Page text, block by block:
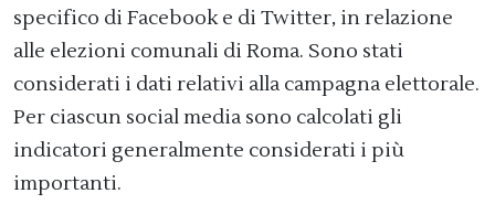
specifico di Facebook e di Twitter, in relazione
alle elezioni comunali di Roma. Sono stati
considerati i dati relativi alla campagna elettorale.
Per ciascun social media sono calcolati gli
indicatori generalmente considerati i più
importanti.